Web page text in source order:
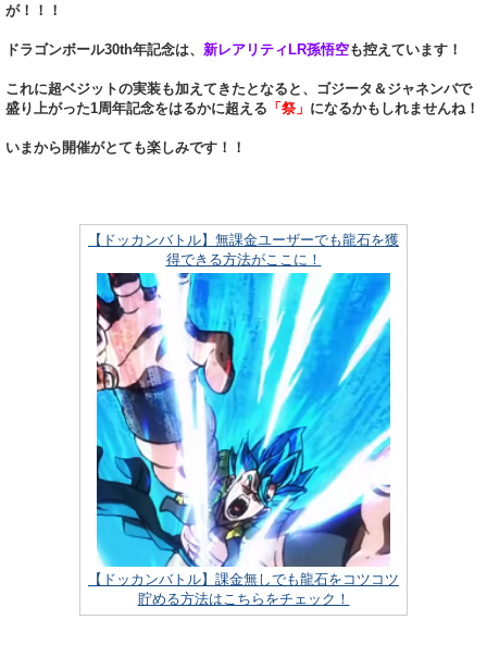
が！！！
ドラゴンボール30th年記念は、 新レアリティLR孫悟空も控えています！
これに超ベジットの実装も加えてきたとなると、ゴジータ＆ジャネンバで
盛り上がった1周年記念をはるかに超える 「祭」 になるかもしれませんね！
いまから開催がとても楽しみです！！
【ドッカンバトル】無課金ユーザーでも龍石を獲
得できる方法がここに！
【ドッカンバトル】課金無しでも龍石をコツコツ
貯める方法はこちらをチェック！